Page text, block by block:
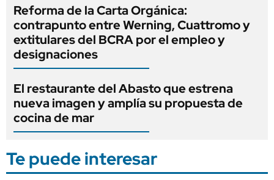
Reforma de la Carta Orgánica:
contrapunto entre Werning, Cuattromo y
extitulares del BCRA por el empleo y
designaciones
El restaurante del Abasto que estrena
nueva imagen y amplía su propuesta de
cocina de mar
Te puede interesar